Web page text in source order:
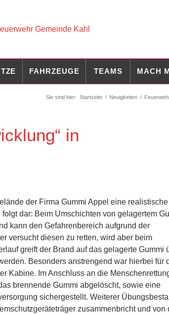
FAHRZEUGE TEAMS MACH
Sie sind hier: Startseite / Neuigkeiten /
in
der Firma Gummi Appel eine realistische
dar: Beim Umschichten von gelagertem
kann den Gefahrenbereich aufgrund der
versucht diesen zu retten, wird aber beim
greift der Brand auf das gelagerte Gummi
Besonders anstrengend war hierbei für
Kabine. Im Anschluss an die
brennende Gummi abgelöscht, sowie eine
sichergestellt. Weiterer
zusammenbricht und von